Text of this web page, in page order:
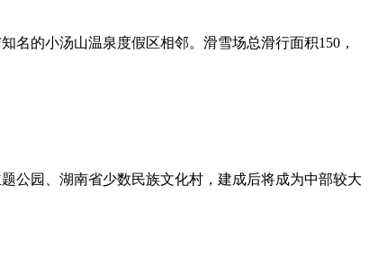
名的小汤山温泉度假区相邻。滑雪场总滑行面积150，
公园、湖南省少数民族文化村，建成后将成为中部较大